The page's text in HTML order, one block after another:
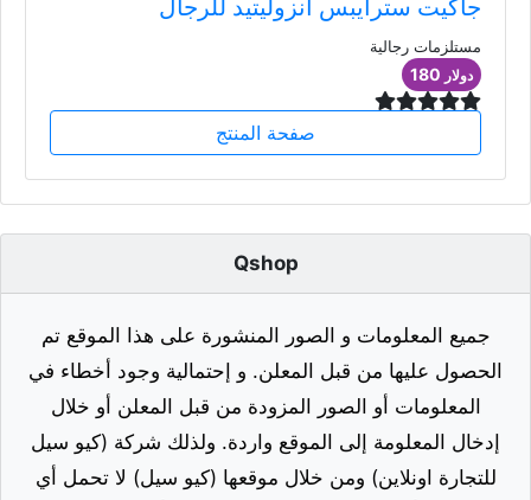
جاكيت سترايبس انزوليتيد للرجال
مستلزمات رجالية
180 دولار
صفحة المنتج
Qshop
جميع المعلومات و الصور المنشورة على هذا الموقع تم
الحصول عليها من قبل المعلن. و إحتمالية وجود أخطاء في
المعلومات أو الصور المزودة من قبل المعلن أو خلال
إدخال المعلومة إلى الموقع واردة. ولذلك شركة (كيو سيل
للتجارة اونلاين) ومن خلال موقعها (كيو سيل) لا تحمل أي